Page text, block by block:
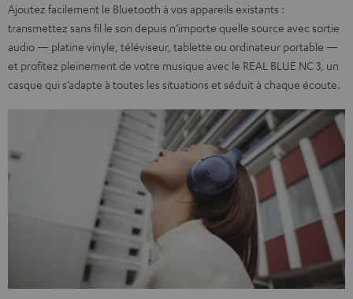
Ajoutez facilement le Bluetooth à vos appareils existants :
transmettez sans fil le son depuis n’importe quelle source avec sortie
audio — platine vinyle, téléviseur, tablette ou ordinateur portable —
et profitez pleinement de votre musique avec le REAL BLUE NC 3, un
casque qui s’adapte à toutes les situations et séduit à chaque écoute.